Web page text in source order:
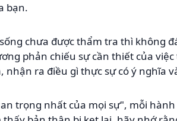
bạn.
chưa được thẩm tra thì không
phản chiếu sự cần thiết của
ra điều gì thực sự có ý nghĩa
trọng nhất của mọi sự", mỗi